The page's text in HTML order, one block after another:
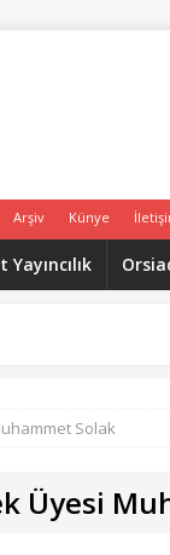
Arşiv Künye
Yayıncılık
Solak
Üyesi